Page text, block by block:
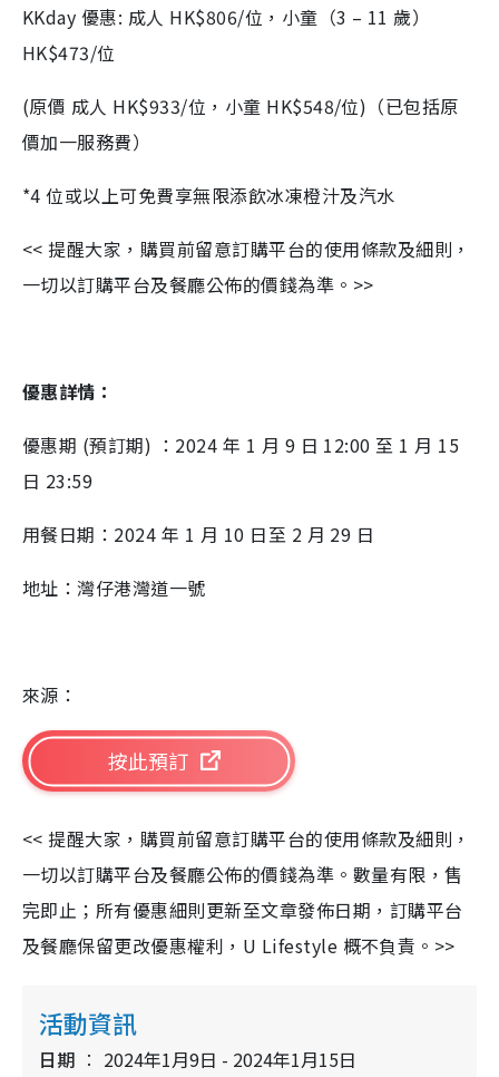
KKday 優惠: 成人 HK$806/位，小童（3 – 11 歲）
HK$473/位
(原價 成人 HK$933/位，小童 HK$548/位)（已包括原
價加一服務費）
*4 位或以上可免費享無限添飲冰凍橙汁及汽水
<< 提醒大家，購買前留意訂購平台的使用條款及細則，
一切以訂購平台及餐廳公佈的價錢為準。>>
優惠詳情：
優惠期 (預訂期) ：2024 年 1 月 9 日 12:00 至 1 月 15
日 23:59
用餐日期：2024 年 1 月 10 日至 2 月 29 日
地址：灣仔港灣道一號
來源：
按此預訂
<< 提醒大家，購買前留意訂購平台的使用條款及細則，
一切以訂購平台及餐廳公佈的價錢為準。數量有限，售
完即止；所有優惠細則更新至文章發佈日期，訂購平台
及餐廳保留更改優惠權利，U Lifestyle 概不負責。>>
活動資訊
日期 2024年1月9日 - 2024年1月15日